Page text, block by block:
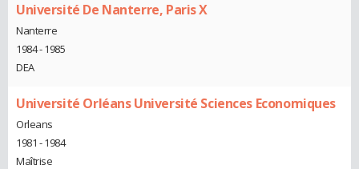
Université De Nanterre, Paris X
Nanterre
1984 - 1985
DEA
Université Orléans Université Sciences Economiques
Orleans
1981 - 1984
Maîtrise